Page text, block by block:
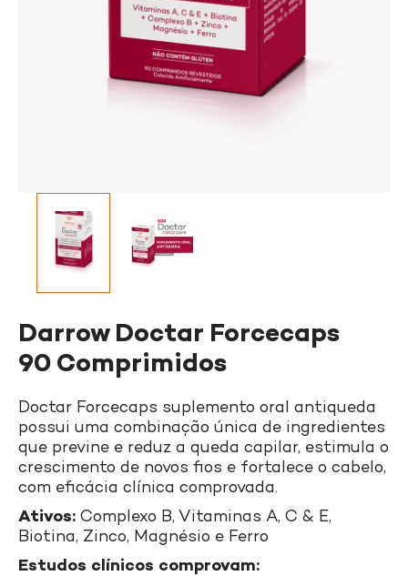
Darrow Doctar Forcecaps
90 Comprimidos
Doctar Forcecaps suplemento oral antiqueda
possui uma combinação única de ingredientes
que previne e reduz a queda capilar, estimula o
crescimento de novos fios e fortalece o cabelo,
com eficácia clínica comprovada.
Ativos: Complexo B, Vitaminas A, C & E,
Biotina, Zinco, Magnésio e Ferro
Estudos clínicos comprovam: